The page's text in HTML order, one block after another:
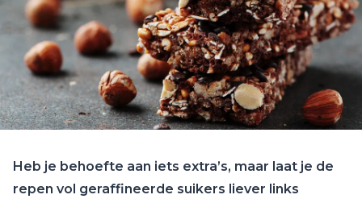
Heb je behoefte aan iets extra’s, maar laat je de
repen vol geraffineerde suikers liever links